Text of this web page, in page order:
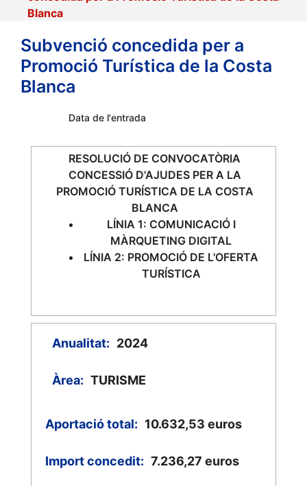
Blanca
Subvenció concedida per a
Promoció Turística de la Costa
Blanca
Data de l'entrada
RESOLUCIÓ DE CONVOCATÒRIA
CONCESSIÓ D'AJUDES PER A LA
PROMOCIÓ TURÍSTICA DE LA COSTA
BLANCA
LÍNIA 1: COMUNICACIÓ I
MÀRQUETING DIGITAL
LÍNIA 2: PROMOCIÓ DE L'OFERTA
TURÍSTICA
Anualitat: 2024
Àrea: TURISME
Aportació total: 10.632,53 euros
Import concedit: 7.236,27 euros